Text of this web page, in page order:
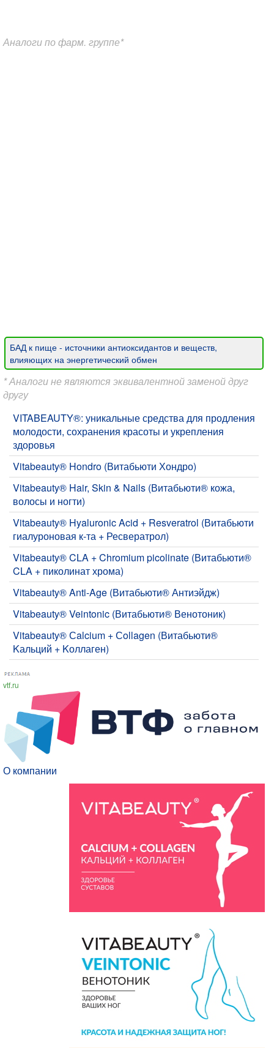
Аналоги по фарм. группе*
БАД к пище - источники антиоксидантов и веществ,
влияющих на энергетический обмен
* Аналоги не являются эквивалентной заменой друг
другу
VITABEAUTY®: уникальные средства для продления
молодости, сохранения красоты и укрепления
здоровья
Vitabeauty® Hondro (Витабьюти Хондро)
Vitabeauty® Hair, Skin & Nails (Витабьюти® кожа,
волосы и ногти)
Vitabeauty® Hyaluronic Acid + Resveratrol (Витабьюти
гиалуроновая к-та + Ресвератрол)
Vitabeauty® CLA + Chromium picolinate (Витабьюти®
CLA + пиколинат хрома)
Vitabeauty® Anti-Age (Витабьюти® Антиэйдж)
Vitabeauty® Veintonic (Витабьюти® Венотоник)
Vitabeauty® Сalcium + Сollagen (Витабьюти®
Kальций + Kоллаген)
vtf.ru
О компании